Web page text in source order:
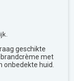
geschikte
met
huid.